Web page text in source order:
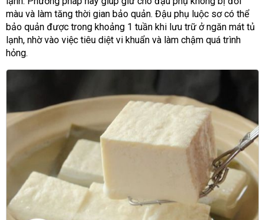
màu và làm tăng thời gian bảo quản. Đậu phụ luộc sơ có thể
bảo quản được trong khoảng 1 tuần khi lưu trữ ở ngăn mát tủ
lạnh, nhờ vào việc tiêu diệt vi khuẩn và làm chậm quá trình
hỏng.